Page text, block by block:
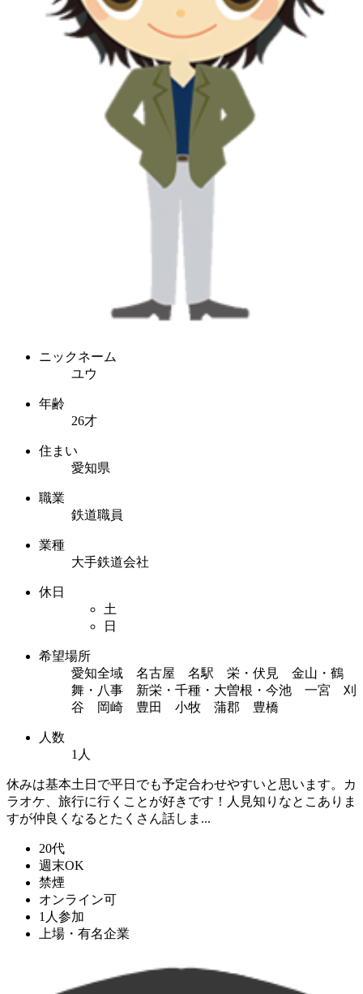
ニックネーム
ユウ
年齢
26才
住まい
愛知県
職業
鉄道職員
業種
大手鉄道会社
休日
土
日
希望場所
愛知全域 名古屋 名駅 栄・伏見 金山・鶴
舞・八事 新栄・千種・大曽根・今池 一宮 刈
谷 岡崎 豊田 小牧 蒲郡 豊橋
人数
1人
休みは基本土日で平日でも予定合わせやすいと思います。カ
ラオケ、旅行に行くことが好きです！人見知りなとこありま
すが仲良くなるとたくさん話しま...
20代
週末OK
禁煙
オンライン可
1人参加
上場・有名企業